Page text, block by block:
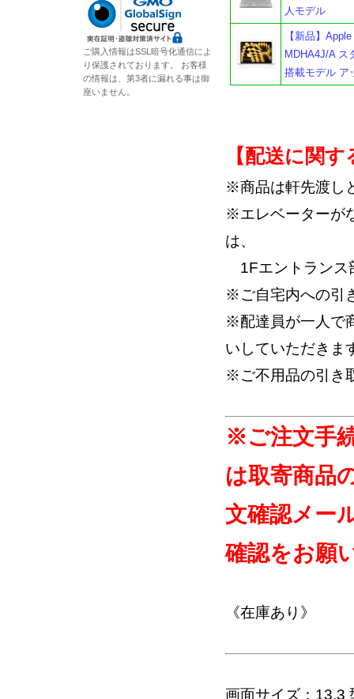
人モデル
【新品】
MDHA4J/A ス
搭載モデル ア
【配送に関
※商品は軒先渡し
※エレベーターが
は、
1Fエントランス
※ご自宅内への引
※配達員が一人で
いしていただきま
※ご不用品の引き
※ご注文手
は取寄商品
文確認メー
確認をお願
《在庫あり》
画面サイズ：13.3
ご購入情報はSSL暗号化通信によ
り保護されております。 お客様
の情報は、第3者に漏れる事は御
座いません。